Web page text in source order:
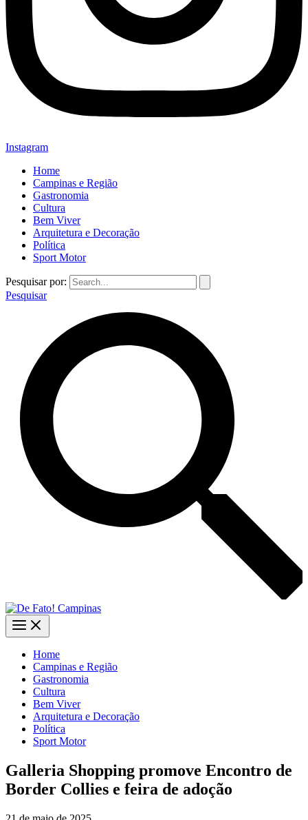
Instagram
Home
Campinas e Região
Gastronomia
Cultura
Bem Viver
Arquitetura e Decoração
Política
Sport Motor
Pesquisar por:
Pesquisar
Home
Campinas e Região
Gastronomia
Cultura
Bem Viver
Arquitetura e Decoração
Política
Sport Motor
Galleria Shopping promove Encontro de
Border Collies e feira de adoção